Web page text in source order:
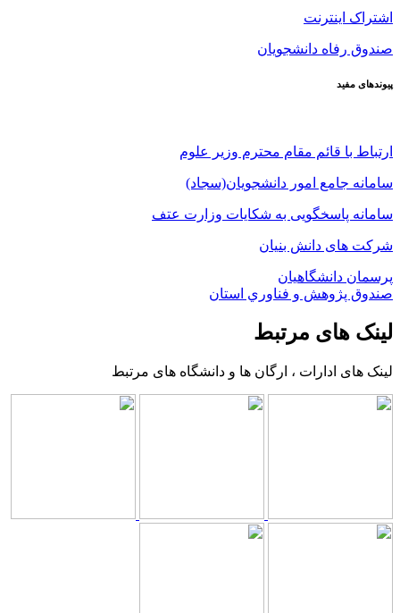
اشتراک اینترنت
صندوق رفاه دانشجویان
پیوندهای مفید
ارتباط با قائم مقام محترم وزیر علوم
سامانه جامع امور دانشجویان(سجاد)
سامانه پاسخگویی به شکایات وزارت عتف
شرکت های دانش بنیان
پرسمان دانشگاهیان
صندوق پژوهش و فناوري استان
لینک های مرتبط
لینک های ادارات ، ارگان ها و دانشگاه های مرتبط